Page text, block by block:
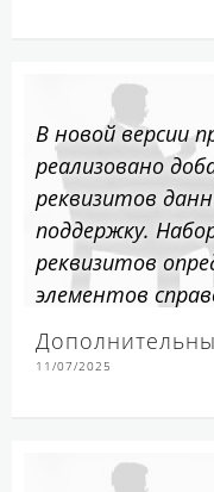
В новой версии
реализовано
реквизитов
поддержку.
реквизитов
элементов
11/07/2025